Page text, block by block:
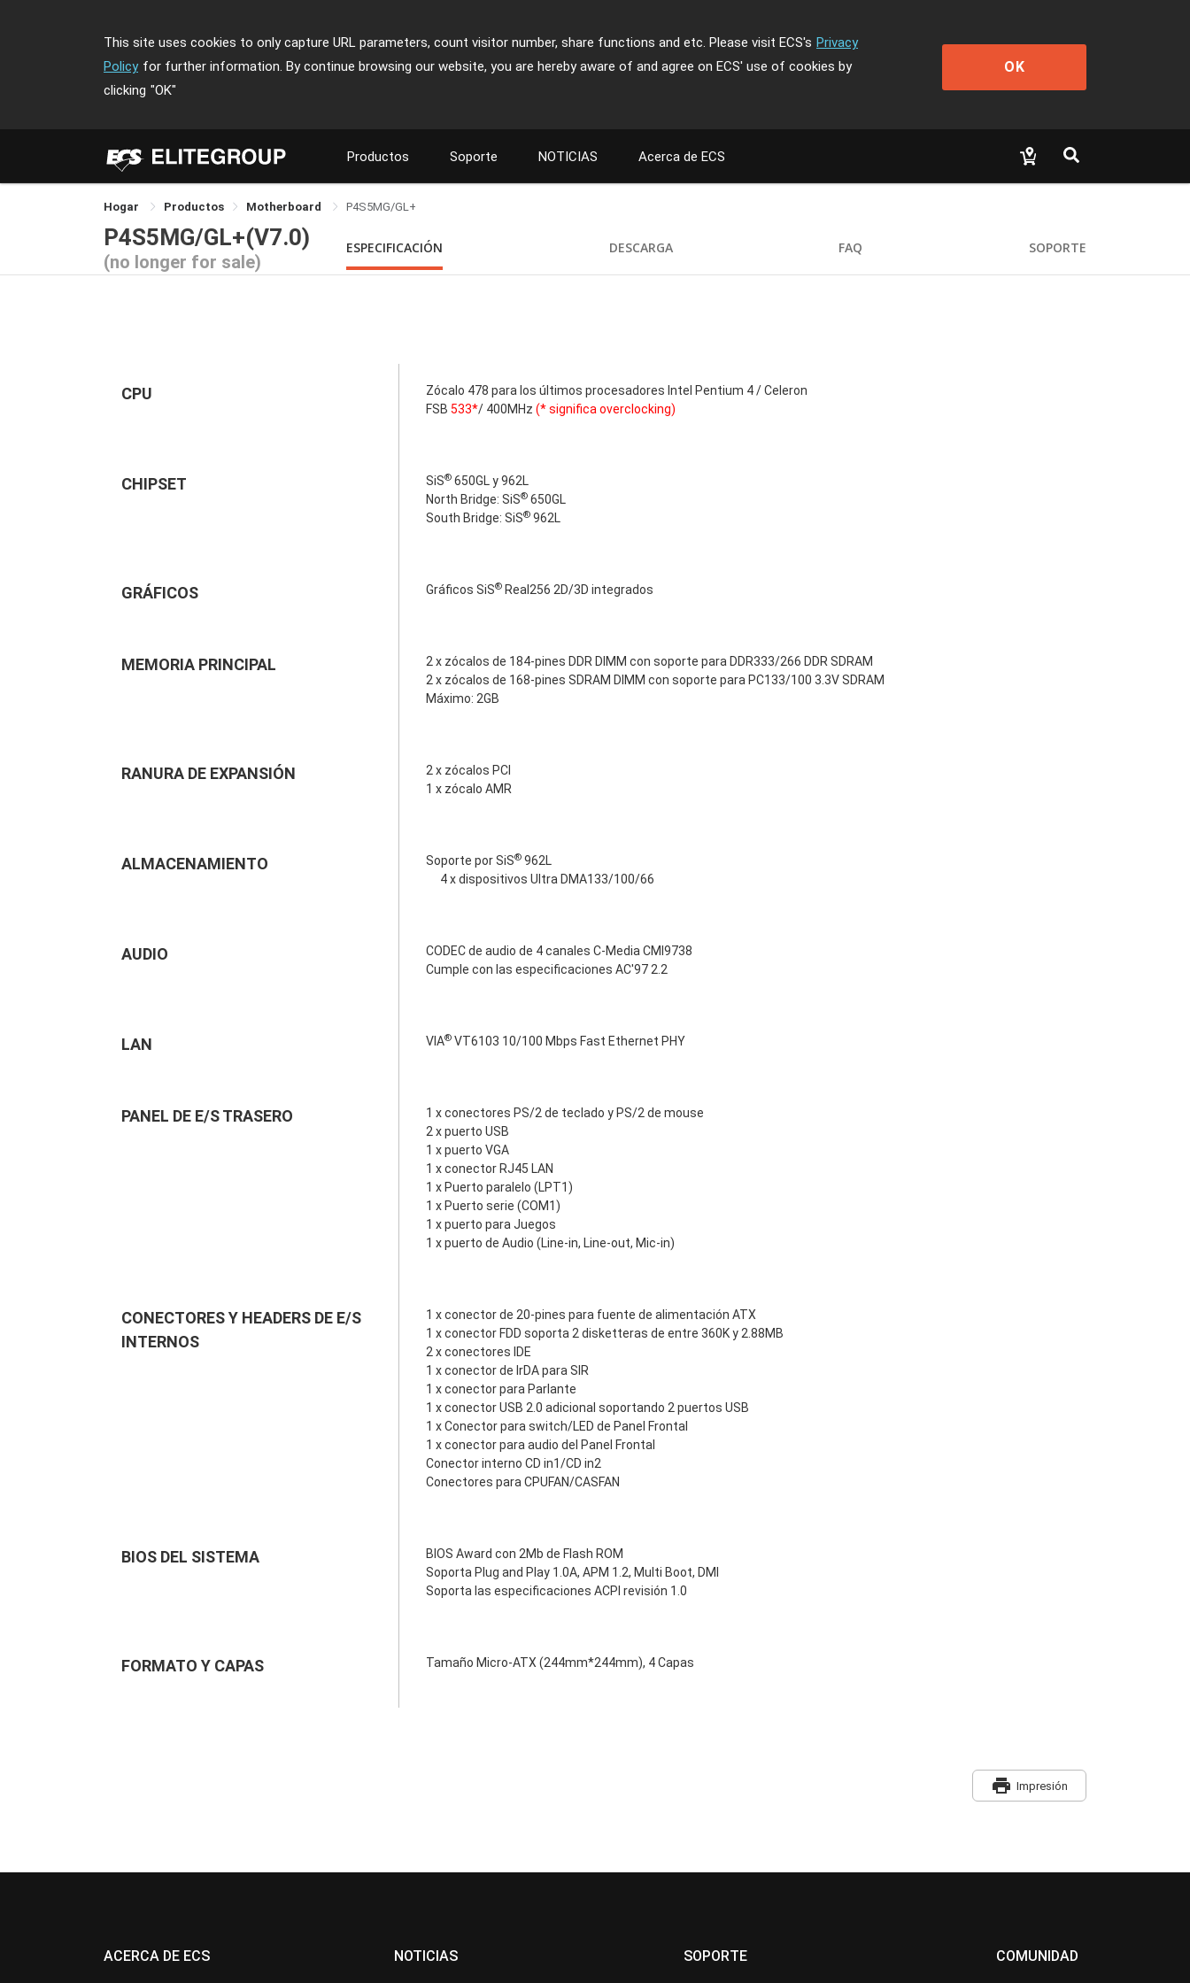
This site uses cookies to only capture URL parameters, count visitor number, share functions and etc. Please visit ECS's Privacy
Policy for further information. By continue browsing our website, you are hereby aware of and agree on ECS' use of cookies by
clicking "OK"
OK
Productos Soporte NOTICIAS Acerca de ECS
Hogar Productos Motherboard P4S5MG/GL+
P4S5MG/GL+(V7.0)
(no longer for sale)
ESPECIFICACIÓN DESCARGA FAQ SOPORTE
CPU
Zócalo 478 para los últimos procesadores Intel Pentium 4 / Celeron
FSB 533*/ 400MHz (* significa overclocking)
CHIPSET SiS® 650GL y 962L
North Bridge: SiS® 650GL
South Bridge: SiS® 962L
GRÁFICOS Gráficos SiS® Real256 2D/3D integrados
MEMORIA PRINCIPAL
2 x zócalos de 184-pines DDR DIMM con soporte para DDR333/266 DDR SDRAM
2 x zócalos de 168-pines SDRAM DIMM con soporte para PC133/100 3.3V SDRAM
Máximo: 2GB
RANURA DE EXPANSIÓN
2 x zócalos PCI
1 x zócalo AMR
ALMACENAMIENTO Soporte por SiS® 962L
4 x dispositivos Ultra DMA133/100/66
AUDIO
CODEC de audio de 4 canales C-Media CMI9738
Cumple con las especificaciones AC'97 2.2
LAN VIA® VT6103 10/100 Mbps Fast Ethernet PHY
PANEL DE E/S TRASERO
1 x conectores PS/2 de teclado y PS/2 de mouse
2 x puerto USB
1 x puerto VGA
1 x conector RJ45 LAN
1 x Puerto paralelo (LPT1)
1 x Puerto serie (COM1)
1 x puerto para Juegos
1 x puerto de Audio (Line-in, Line-out, Mic-in)
CONECTORES Y HEADERS DE E/S
INTERNOS
1 x conector de 20-pines para fuente de alimentación ATX
1 x conector FDD soporta 2 disketteras de entre 360K y 2.88MB
2 x conectores IDE
1 x conector de IrDA para SIR
1 x conector para Parlante
1 x conector USB 2.0 adicional soportando 2 puertos USB
1 x Conector para switch/LED de Panel Frontal
1 x conector para audio del Panel Frontal
Conector interno CD in1/CD in2
Conectores para CPUFAN/CASFAN
BIOS DEL SISTEMA
BIOS Award con 2Mb de Flash ROM
Soporta Plug and Play 1.0A, APM 1.2, Multi Boot, DMI
Soporta las especificaciones ACPI revisión 1.0
FORMATO Y CAPAS Tamaño Micro-ATX (244mm*244mm), 4 Capas
print Impresión
ACERCA DE ECS NOTICIAS SOPORTE COMUNIDAD